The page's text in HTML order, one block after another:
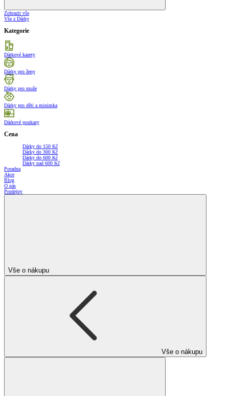
Zobrazit vše
Vše z Dárky
Kategorie
Dárkové kazety
Dárky pro ženy
Dárky pro muže
Dárky pro děti a minimka
Dárkové poukazy
Cena
Dárky do 150 Kč
Dárky do 300 Kč
Dárky do 600 Kč
Dárky nad 600 Kč
Poradna
Akce
Blog
O nás
Prodejny
Vše o nákupu
Vše o nákupu